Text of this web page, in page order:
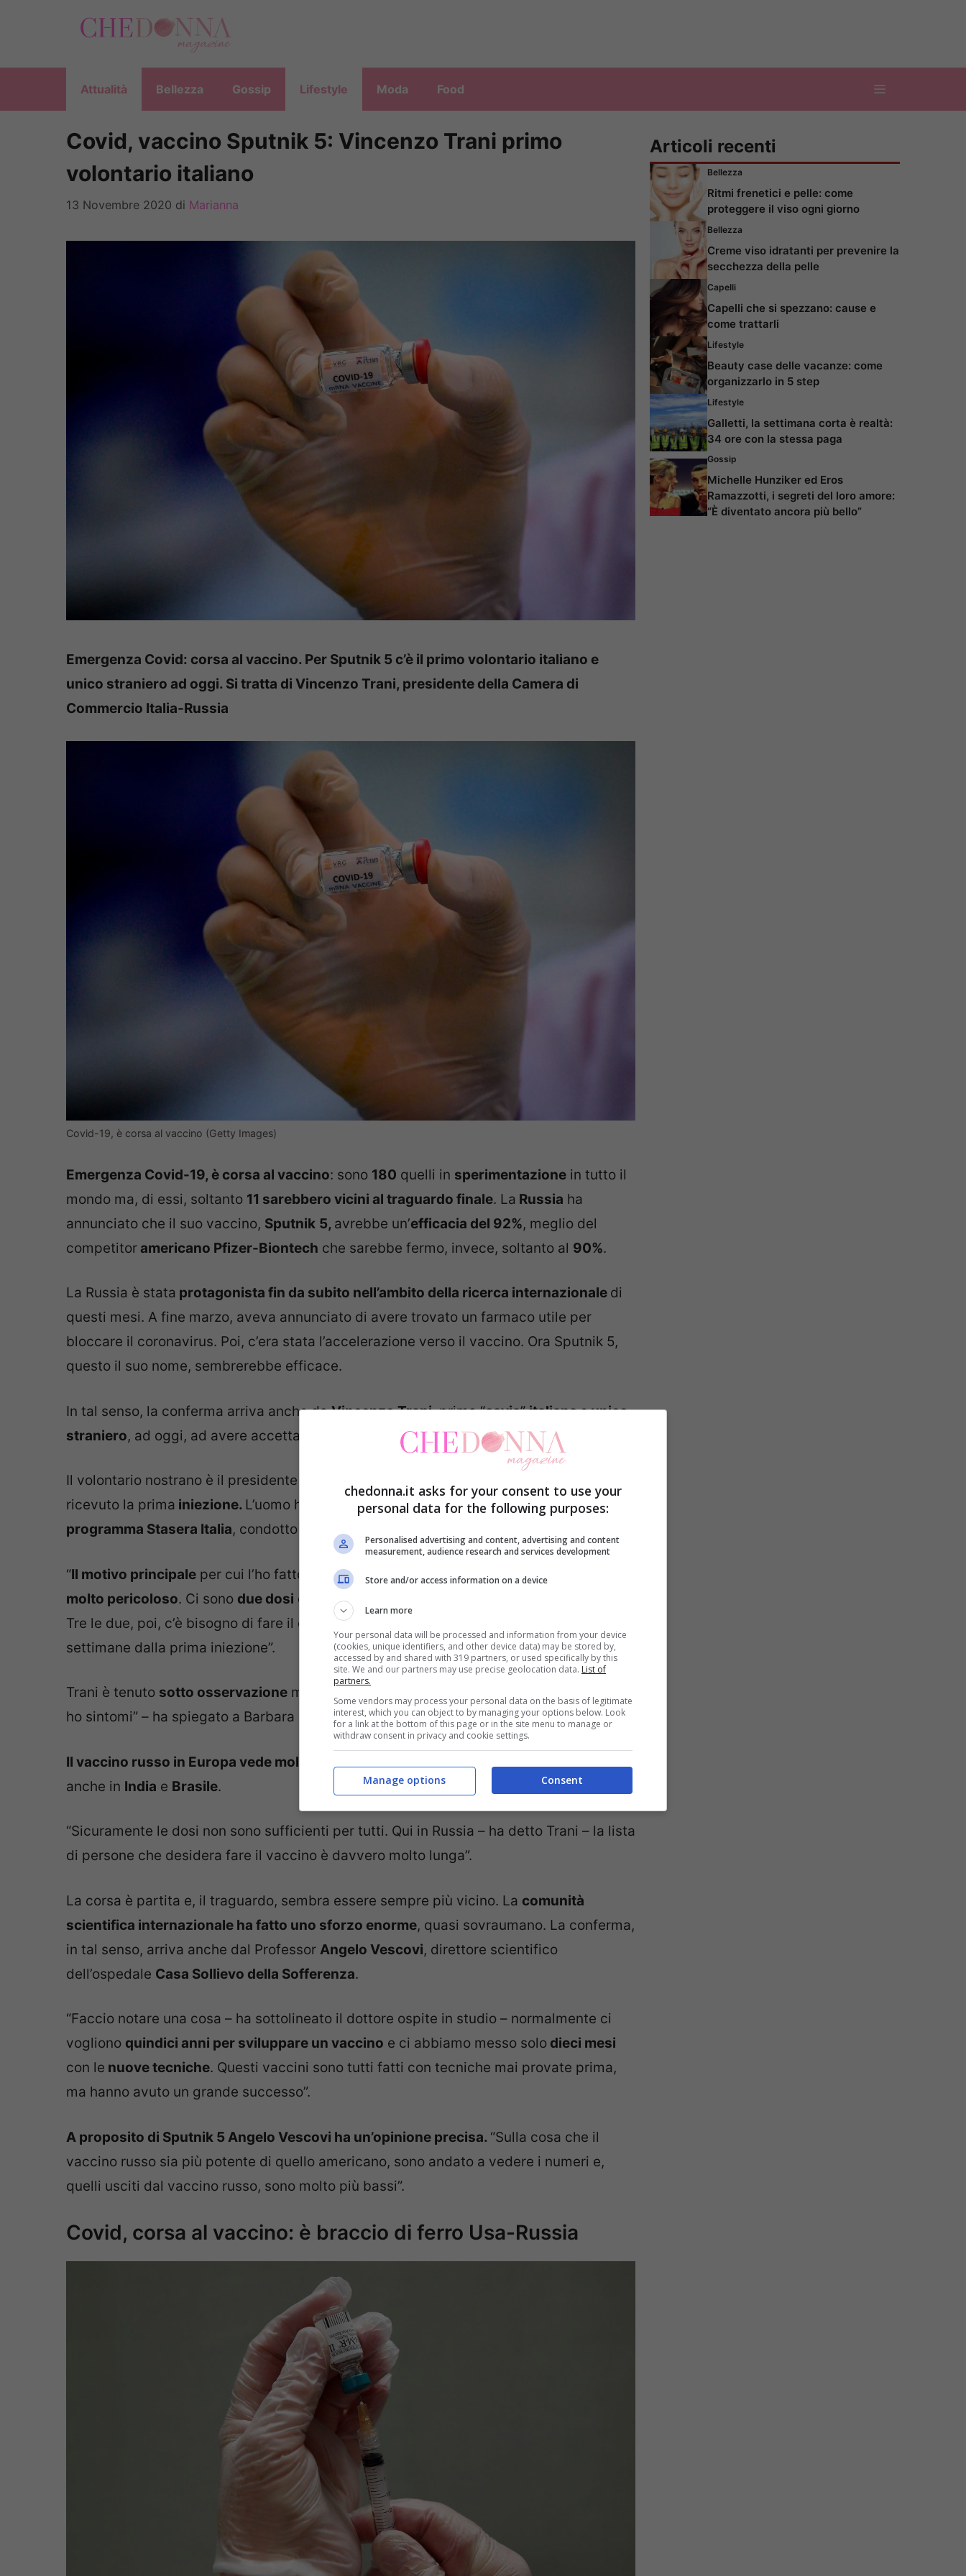
Attualità Bellezza Gossip Lifestyle Moda Food
Covid, vaccino Sputnik 5: Vincenzo Trani primo
volontario italiano
13 Novembre 2020 di Marianna
Emergenza Covid: corsa al vaccino. Per Sputnik 5 c’è il primo volontario italiano e
unico straniero ad oggi. Si tratta di Vincenzo Trani, presidente della Camera di
Commercio Italia-Russia
Covid-19, è corsa al vaccino (Getty Images)
Emergenza Covid-19, è corsa al vaccino: sono 180 quelli in sperimentazione in tutto il
mondo ma, di essi, soltanto 11 sarebbero vicini al traguardo finale. La Russia ha
annunciato che il suo vaccino, Sputnik 5, avrebbe un’efficacia del 92%, meglio del
competitoramericano Pfizer-Biontech che sarebbe fermo, invece, soltanto al 90%.
La Russia è stata protagonista fin da subito nell’ambito della ricerca internazionale di
questi mesi. A fine marzo, aveva annunciato di avere trovato un farmaco utile per
bloccare il coronavirus. Poi, c’era stata l’accelerazione verso il vaccino. Ora Sputnik 5,
questo il suo nome, sembrerebbe efficace.
In tal senso, la conferma arriva anche daVincenzo Trani, prima “cavia”italianaeunico
straniero, ad oggi, ad avere accettato di farsi iniettare ilvaccino russo.
Il volontario nostrano è il presidente della
ricevuto la prima iniezione. L’uomo ha raccontato la sua esperienza, ai microfoni del
programma Stasera Italia, condotto da
“Il motivo principale per cui l’ho fatto – ha esordito Trani –
è perché questo virus è
molto pericoloso. Ci sono due dosi da iniettare, una subito e, l’altra, dopo tre settimane.
Tre le due, poi, c’è bisogno di fare il controllo degli
settimane dalla prima iniezione”.
Trani è tenuto sotto osservazione ma
ho sintomi” – ha spiegato a Barbara Palombelli.
Il vaccino russo in Europa vede molti detrattori
anche in India e Brasile.
“Sicuramente le dosi non sono sufficienti per tutti. Qui in Russia – ha detto Trani – la lista
di persone che desidera fare il vaccino è davvero molto lunga”.
La corsa è partita e, il traguardo, sembra essere sempre più vicino. La comunità
scientifica internazionale ha fatto uno sforzo enorme, quasi sovraumano. La conferma,
in tal senso, arriva anche dal Professor Angelo Vescovi, direttore scientifico
dell’ospedale Casa Sollievo della Sofferenza.
“Faccio notare una cosa – ha sottolineato il dottore ospite in studio – normalmente ci
vogliono quindici anni per sviluppare un vaccino e ci abbiamo messo solo dieci mesi
con le nuove tecniche. Questi vaccini sono tutti fatti con tecniche mai provate prima,
ma hanno avuto un grande successo”.
A proposito di Sputnik 5 Angelo Vescovi ha un’opinione precisa. “Sulla cosa che il
vaccino russo sia più potente di quello americano, sono andato a vedere i numeri e,
quelli usciti dal vaccino russo, sono molto più bassi”.
Covid, corsa al vaccino: è braccio di ferro Usa-Russia
Articoli recenti
Bellezza
Ritmi frenetici e pelle: come
proteggere il viso ogni giorno
Bellezza
Creme viso idratanti per prevenire la
secchezza della pelle
Capelli
Capelli che si spezzano: cause e
come trattarli
Lifestyle
Beauty case delle vacanze: come
organizzarlo in 5 step
Lifestyle
Galletti, la settimana corta è realtà:
34 ore con la stessa paga
Gossip
Michelle Hunziker ed Eros
Ramazzotti, i segreti del loro amore:
“È diventato ancora più bello”
chedonna.it asks for your consent to use your
personal data for the following purposes:
Personalised advertising and content, advertising and content
measurement, audience research and services development
Store and/or access information on a device
Learn more
Your personal data will be processed and information from your device
(cookies, unique identifiers, and other device data) may be stored by,
accessed by and shared with 319 partners, or used specifically by this
site. We and our partners may use precise geolocation data. List of
partners.
Some vendors may process your personal data on the basis of legitimate
interest, which you can object to by managing your options below. Look
for a link at the bottom of this page or in the site menu to manage or
withdraw consent in privacy and cookie settings.
Consent
Manage options